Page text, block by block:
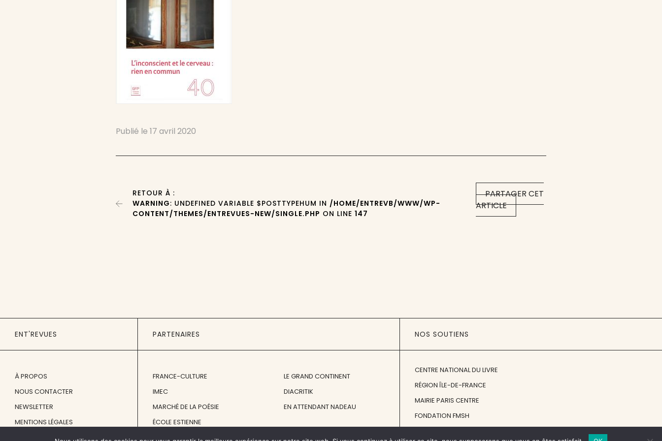
Publié le17 avril 2020
PARTAGER CET
ARTICLE
RETOUR À :
WARNING: UNDEFINED VARIABLE $POSTTYPEHUM IN /HOME/ENTREVB/WWW/WP-
CONTENT/THEMES/ENTREVUES-NEW/SINGLE.PHP ON LINE147
ENT'REVUES
À PROPOS
NOUS CONTACTER
NEWSLETTER
MENTIONS LÉGALES
PARTENAIRES
FRANCE-CULTURE
IMEC
MARCHÉ DE LA POÉSIE
ÉCOLE ESTIENNE
LE GRAND CONTINENT
DIACRITIK
EN ATTENDANT NADEAU
NOS SOUTIENS
CENTRE NATIONAL DU LIVRE
RÉGION ÎLE-DE-FRANCE
MAIRIE PARIS CENTRE
FONDATION FMSH